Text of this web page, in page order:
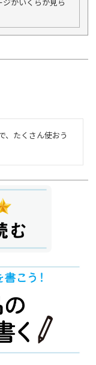
、たくさん使おう